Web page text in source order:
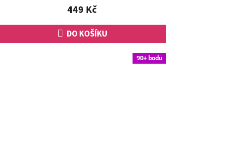
449 Kč
DO KOŠÍKU
90+ bodů